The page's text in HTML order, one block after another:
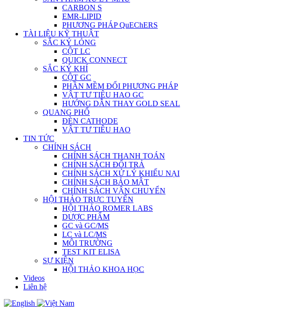
CARBON S
EMR-LIPID
PHƯƠNG PHÁP QuEChERS
TÀI LIỆU KỸ THUẬT
SẮC KÝ LỎNG
CỘT LC
QUICK CONNECT
SẮC KÝ KHÍ
CỘT GC
PHẦN MỀM ĐỔI PHƯƠNG PHÁP
VẬT TƯ TIÊU HAO GC
HƯỚNG DẪN THAY GOLD SEAL
QUANG PHỔ
ĐÈN CATHODE
VẬT TƯ TIÊU HAO
TIN TỨC
CHÍNH SÁCH
CHÍNH SÁCH THANH TOÁN
CHÍNH SÁCH ĐỔI TRẢ
CHÍNH SÁCH XỬ LÝ KHIẾU NẠI
CHÍNH SÁCH BẢO MẬT
CHÍNH SÁCH VẬN CHUYỂN
HỘI THẢO TRỰC TUYẾN
HỘI THẢO ROMER LABS
DƯỢC PHẨM
GC và GC/MS
LC và LC/MS
MÔI TRƯỜNG
TEST KIT ELISA
SỰ KIỆN
HỘI THẢO KHOA HỌC
Videos
Liên hệ